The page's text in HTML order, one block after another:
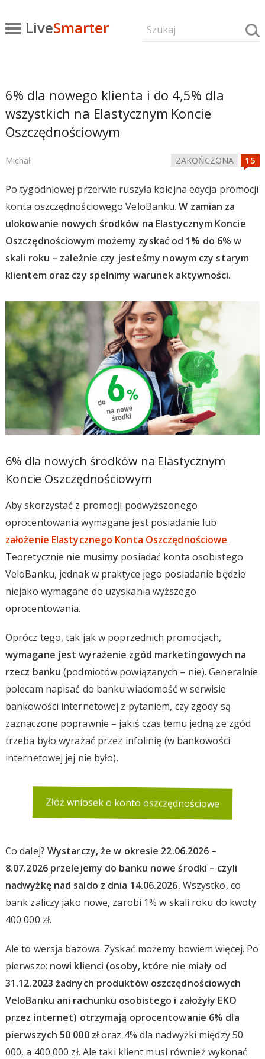
LiveSmarter
6% dla nowego klienta i do 4,5% dla
wszystkich na Elastycznym Koncie
Oszczędnościowym
Michał ZAKOŃCZONA
Po tygodniowej przerwie ruszyła kolejna edycja promocji
konta oszczędnościowego VeloBanku.W zamian za
ulokowanie nowych środków na Elastycznym Koncie
Oszczędnościowym możemy zyskać od 1% do 6% w
skali roku – zależnie czy jesteśmy nowym czy starym
klientem oraz czy spełnimy warunek aktywności.
6% dla nowych środków na Elastycznym
Koncie Oszczędnościowym
Aby skorzystać z promocji podwyższonego
oprocentowania wymagane jest posiadanie lub
założenie Elastycznego Konta Oszczędnościowe.
Teoretycznie nie musimy posiadać konta osobistego
VeloBanku, jednak w praktyce jego posiadanie będzie
niejako wymagane do uzyskania wyższego
oprocentowania.
Oprócz tego, tak jak w poprzednich promocjach,
wymagane jest wyrażenie zgód marketingowych na
rzecz banku (podmiotów powiązanych – nie). Generalnie
polecam napisać do banku wiadomość w serwisie
bankowości internetowej z pytaniem, czy zgody są
zaznaczone poprawnie – jakiś czas temu jedną ze zgód
trzeba było wyrażać przez infolinię (w bankowości
internetowej jej nie było).
Złóż wniosek o konto oszczędnościowe
Co dalej? Wystarczy, że w okresie 22.06.2026 –
8.07.2026 przelejemy do banku nowe środki – czyli
nadwyżkę nad saldo z dnia 14.06.2026. Wszystko, co
bank zaliczy jako nowe, zarobi 1% w skali roku do kwoty
400 000 zł.
Ale to wersja bazowa. Zyskać możemy bowiem więcej. Po
pierwsze: nowi klienci (osoby, które nie miały od
31.12.2023 żadnych produktów oszczędnościowych
VeloBanku ani rachunku osobistego i założyły EKO
przez internet) otrzymają oprocentowanie 6% dla
pierwszych 50 000 złoraz 4% dla nadwyżki między 50
000, a 400 000 zł. Ale taki klient musi również wykonać